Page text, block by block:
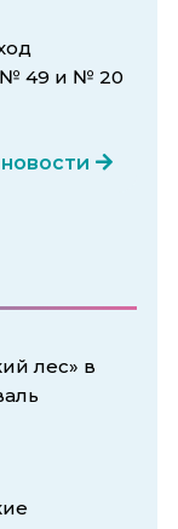
№ 49 и № 20
лес» в